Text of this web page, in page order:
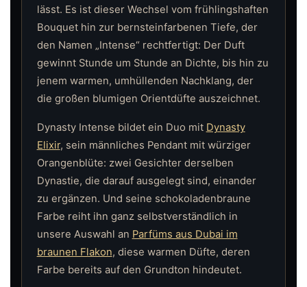
lässt. Es ist dieser Wechsel vom frühlingshaften
Bouquet hin zur bernsteinfarbenen Tiefe, der
den Namen „Intense“ rechtfertigt: Der Duft
gewinnt Stunde um Stunde an Dichte, bis hin zu
jenem warmen, umhüllenden Nachklang, der
die großen blumigen Orientdüfte auszeichnet.
Dynasty Intense bildet ein Duo mit Dynasty
Elixir, sein männliches Pendant mit würziger
Orangenblüte: zwei Gesichter derselben
Dynastie, die darauf ausgelegt sind, einander
zu ergänzen. Und seine schokoladenbraune
Farbe reiht ihn ganz selbstverständlich in
unsere Auswahl an Parfüms aus Dubai im
braunen Flakon, diese warmen Düfte, deren
Farbe bereits auf den Grundton hindeutet.